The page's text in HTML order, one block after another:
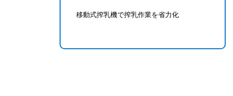
移動式搾乳機で搾乳作業を省力化